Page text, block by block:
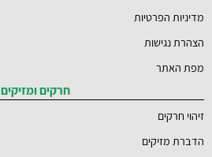
מדיניות הפרטיות
הצהרת נגישות
מפת האתר
חרקים ומזיקים
זיהוי חרקים
הדברת מזיקים